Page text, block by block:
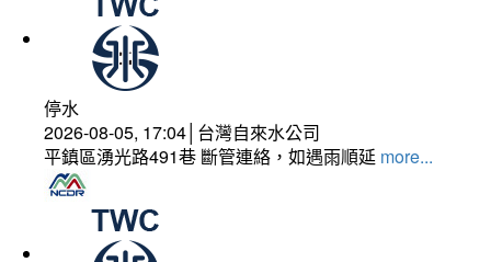
停水
2026-08-05, 17:04│台灣自來水公司
平鎮區湧光路491巷 斷管連絡，如遇雨順延 more...